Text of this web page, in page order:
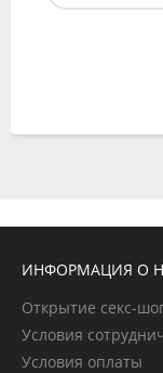
ИНФОРМАЦИЯ О
Открытие секс-
Условия
Условия оплаты